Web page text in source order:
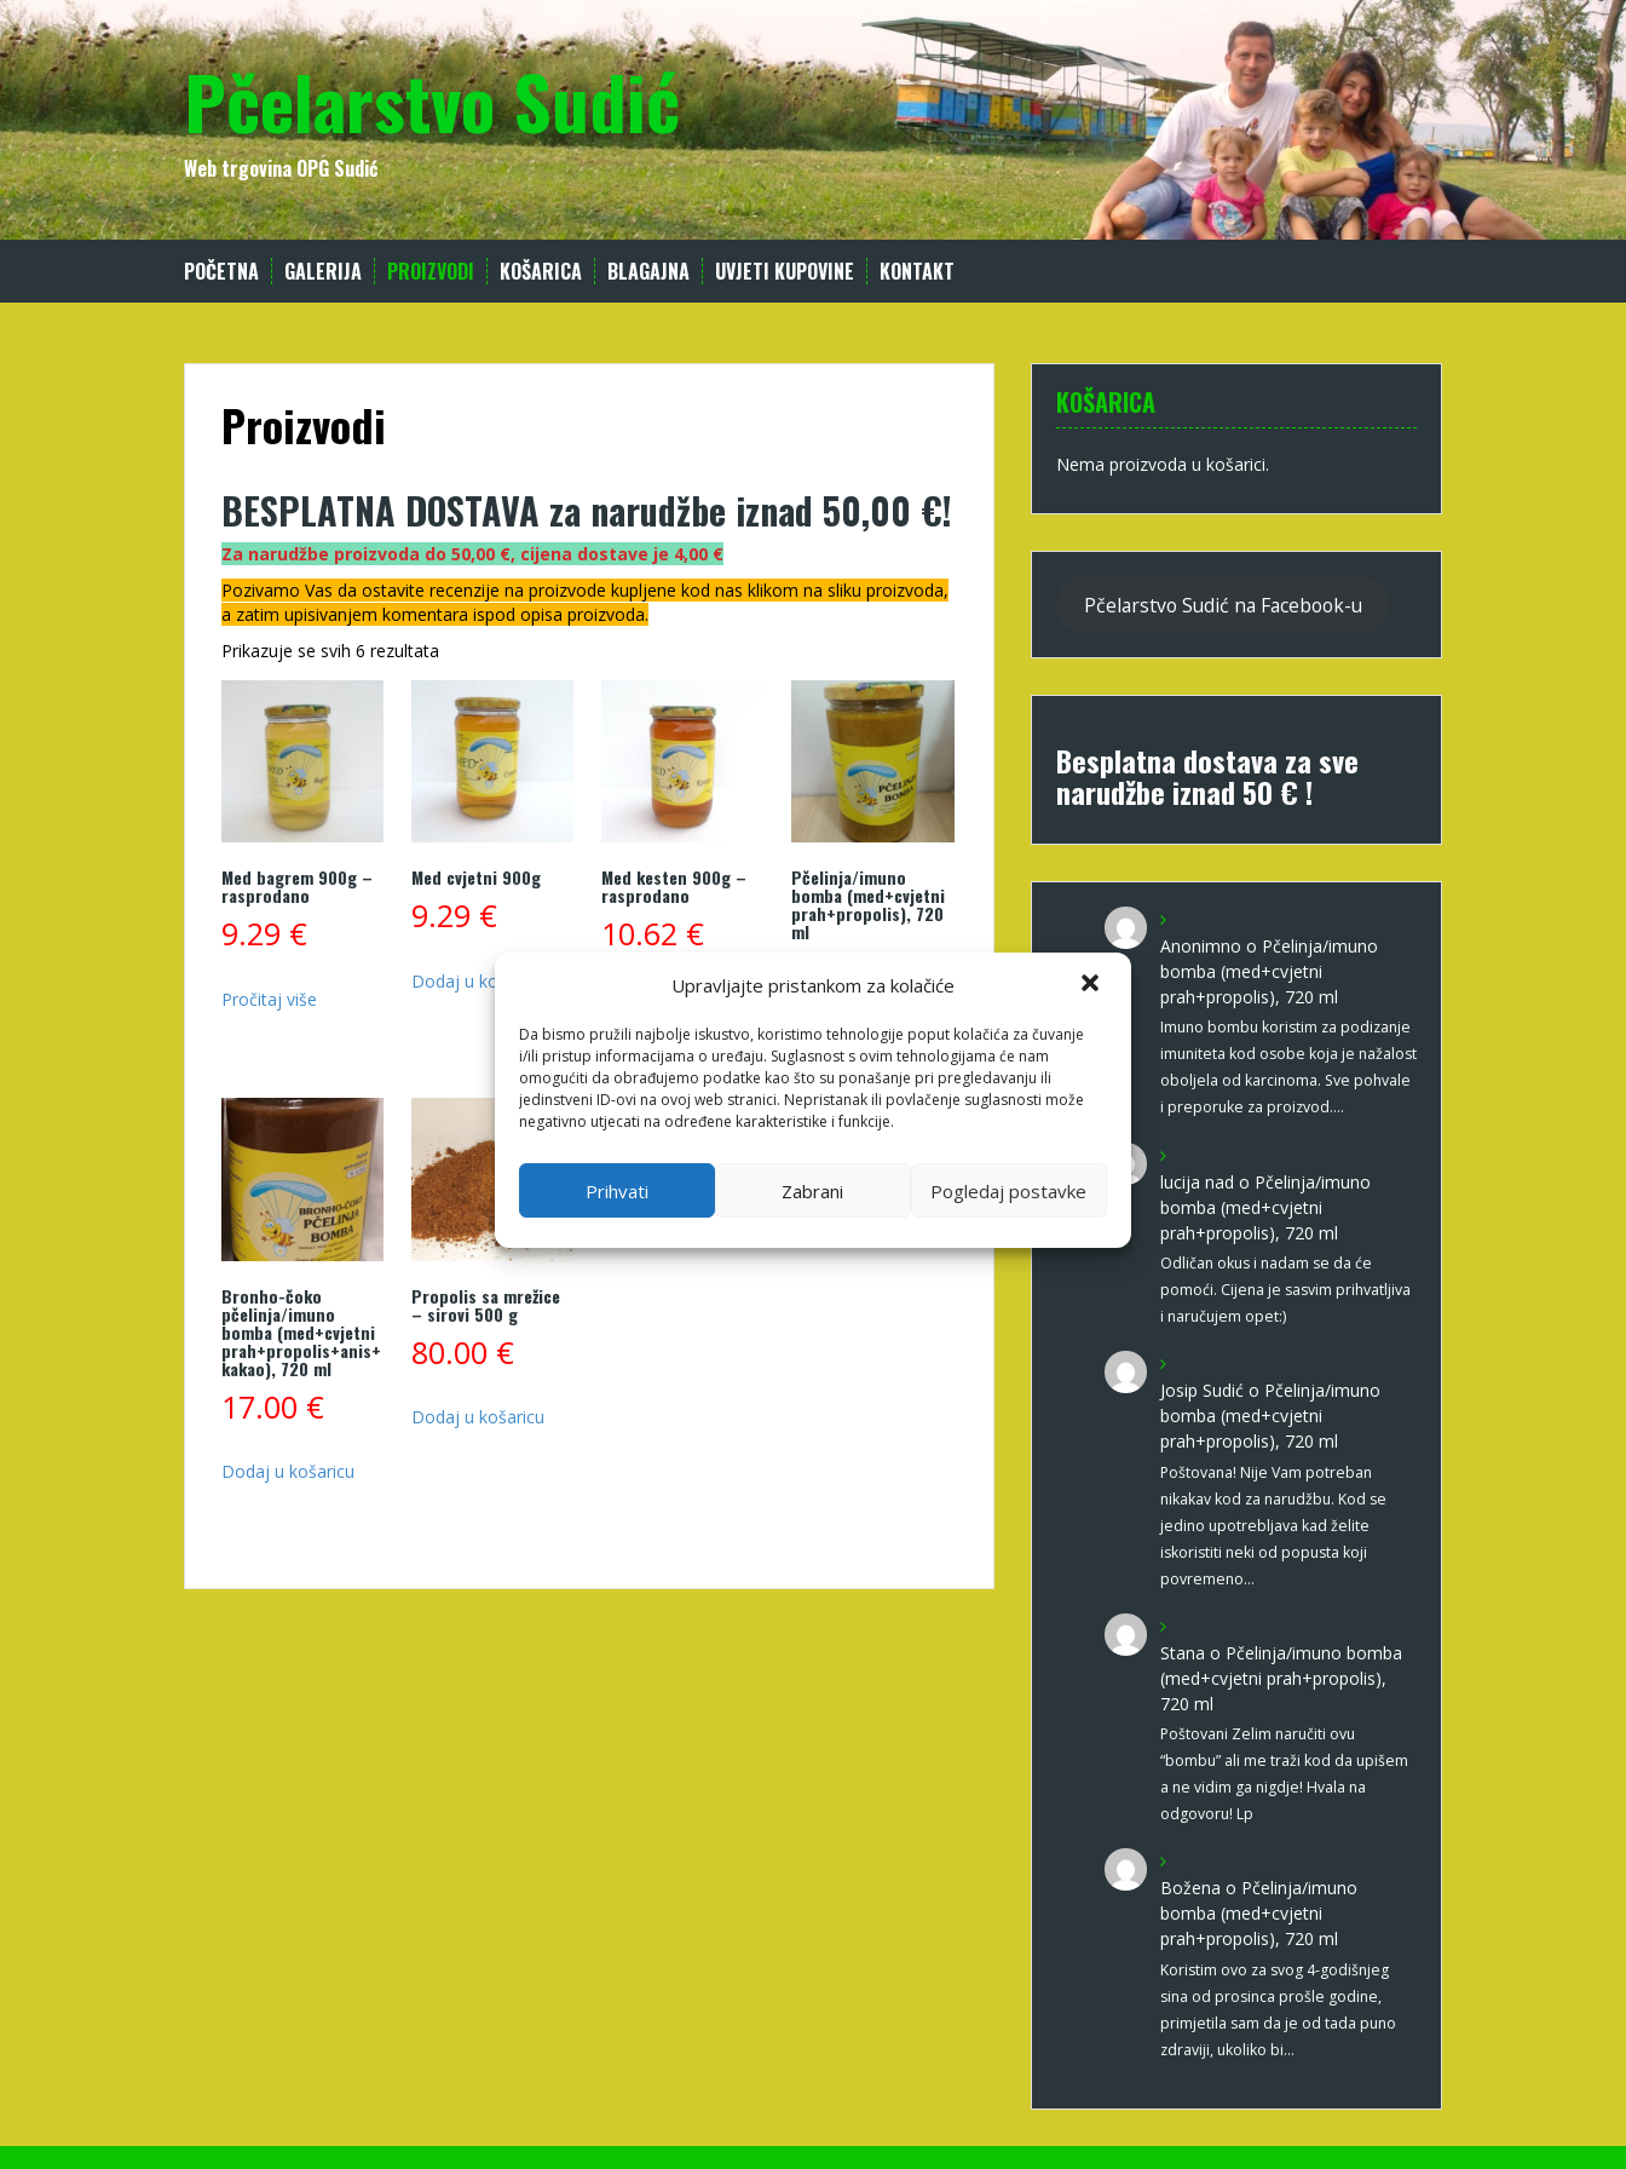
Upravljajte pristankom za kolačiće
Da bismo pružili najbolje iskustvo, koristimo tehnologije poput kolačića za čuvanje
i/ili pristup informacijama o uređaju. Suglasnost s ovim tehnologijama će nam
omogućiti da obrađujemo podatke kao što su ponašanje pri pregledavanju ili
jedinstveni ID-ovi na ovoj web stranici. Nepristanak ili povlačenje suglasnosti može
negativno utjecati na određene karakteristike i funkcije.
Prihvati Zabrani Pogledaj postavke
Skip
to
content
Pčelarstvo Sudić
Web trgovina OPG Sudić
POČETNA GALERIJA PROIZVODI KOŠARICA BLAGAJNA UVJETI KUPOVINE KONTAKT
Proizvodi
BESPLATNA DOSTAVA za narudžbe iznad 50,00 €!
Za narudžbe proizvoda do 50,00 €, cijena dostave je 4,00 €
Pozivamo Vas da ostavite recenzije na proizvode kupljene kod nas klikom na sliku proizvoda,
a zatim upisivanjem komentara ispod opisa proizvoda.
Prikazuje se svih 6 rezultata
Med bagrem 900g –
rasprodano
9.29 €
Pročitaj više
Med cvjetni 900g
9.29 €
Dodaj u košaricu
Med kesten 900g –
rasprodano
10.62 €
Pročitaj više
Pčelinja/imuno
bomba (med+cvjetni
prah+propolis), 720
ml
15.93 €
Dodaj u košaricu
Bronho-čoko
pčelinja/imuno
bomba (med+cvjetni
prah+propolis+anis+
kakao), 720 ml
17.00 €
Dodaj u košaricu
Propolis sa mrežice
– sirovi 500 g
80.00 €
Dodaj u košaricu
KOŠARICA
Nema proizvoda u košarici.
Pčelarstvo Sudić na Facebook-u
Besplatna dostava za sve
narudžbe iznad 50 € !
Anonimno o Pčelinja/imuno
bomba (med+cvjetni
prah+propolis), 720 ml
Imuno bombu koristim za podizanje
imuniteta kod osobe koja je nažalost
oboljela od karcinoma. Sve pohvale
i preporuke za proizvod.…
lucija nad o Pčelinja/imuno
bomba (med+cvjetni
prah+propolis), 720 ml
Odličan okus i nadam se da će
pomoći. Cijena je sasvim prihvatljiva
i naručujem opet:)
Josip Sudić o Pčelinja/imuno
bomba (med+cvjetni
prah+propolis), 720 ml
Poštovana! Nije Vam potreban
nikakav kod za narudžbu. Kod se
jedino upotrebljava kad želite
iskoristiti neki od popusta koji
povremeno…
Stana o Pčelinja/imuno bomba
(med+cvjetni prah+propolis),
720 ml
Poštovani Zelim naručiti ovu
“bombu” ali me traži kod da upišem
a ne vidim ga nigdje! Hvala na
odgovoru! Lp
Božena o Pčelinja/imuno
bomba (med+cvjetni
prah+propolis), 720 ml
Koristim ovo za svog 4-godišnjeg
sina od prosinca prošle godine,
primjetila sam da je od tada puno
zdraviji, ukoliko bi…